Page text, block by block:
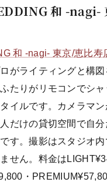
和 -nagi-
和 -nagi- 東京/恵比寿
がライティングと構
たりがリモコンでシ
イルです。カメラマ
だけの貸切空間で自
す。撮影はスタジオ
せん。料金は
・